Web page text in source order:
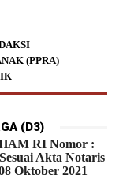
(PPRA)
(D3)
RI Nomor :
Akta Notaris
Oktober 2021